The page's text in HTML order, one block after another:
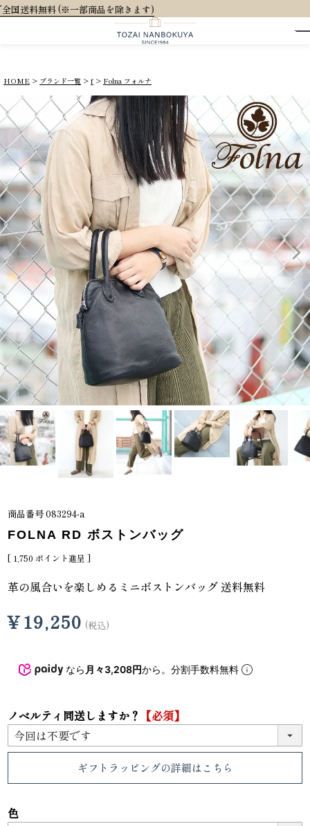
HOME ブランド一覧 f Folna フォルナ
商品番号083294-a
FOLNA RD ボストンバッグ
[ 1,750 ポイント進呈 ]
革の風合いを楽しめるミニボストンバッグ 送料無料
¥19,250 税込
なら 月々3,208円から。分割手数料無料
ノベルティ同送しますか？ 【必須】
ギフトラッピングの詳細はこちら
色